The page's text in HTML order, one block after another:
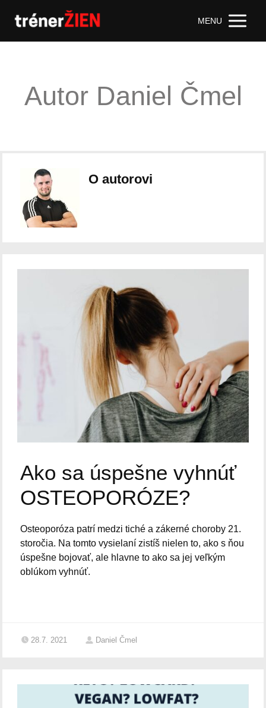
MENU
Autor Daniel Čmel
O autorovi
Ako sa úspešne vyhnúť
OSTEOPORÓZE?
Osteoporóza patrí medzi tiché a zákerné choroby 21.
storočia. Na tomto vysielaní zistíš nielen to, ako s ňou
úspešne bojovať, ale hlavne to ako sa jej veľkým
oblúkom vyhnúť.
28.7. 2021 Daniel Čmel